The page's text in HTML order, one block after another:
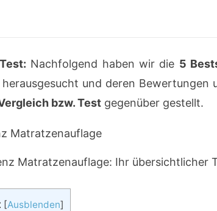
Nachfolgend haben wir die 5
und deren Bewertungen
bzw. Testgegenüber gestellt.
Matratzenauflage: Ihr übersichtlicher
[Ausblenden]